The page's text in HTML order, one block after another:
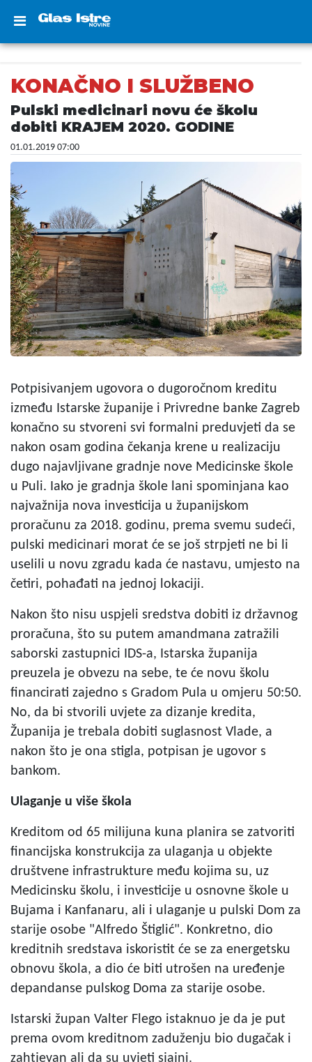
KONAČNO I SLUŽBENO
Pulski medicinari novu će školu
dobiti KRAJEM 2020. GODINE
01.01.2019 07:00
Potpisivanjem ugovora o dugoročnom kreditu
između Istarske županije i Privredne banke Zagreb
konačno su stvoreni svi formalni preduvjeti da se
nakon osam godina čekanja krene u realizaciju
dugo najavljivane gradnje nove Medicinske škole
u Puli. Iako je gradnja škole lani spominjana kao
najvažnija nova investicija u županijskom
proračunu za 2018. godinu, prema svemu sudeći,
pulski medicinari morat će se još strpjeti ne bi li
uselili u novu zgradu kada će nastavu, umjesto na
četiri, pohađati na jednoj lokaciji.
Nakon što nisu uspjeli sredstva dobiti iz državnog
proračuna, što su putem amandmana zatražili
saborski zastupnici IDS-a, Istarska županija
preuzela je obvezu na sebe, te će novu školu
financirati zajedno s Gradom Pula u omjeru 50:50.
No, da bi stvorili uvjete za dizanje kredita,
Županija je trebala dobiti suglasnost Vlade, a
nakon što je ona stigla, potpisan je ugovor s
bankom.
Ulaganje u više škola
Kreditom od 65 milijuna kuna planira se zatvoriti
financijska konstrukcija za ulaganja u objekte
društvene infrastrukture među kojima su, uz
Medicinsku školu, i investicije u osnovne škole u
Bujama i Kanfanaru, ali i ulaganje u pulski Dom za
starije osobe "Alfredo Štiglić". Konkretno, dio
kreditnih sredstava iskoristit će se za energetsku
obnovu škola, a dio će biti utrošen na uređenje
depandanse pulskog Doma za starije osobe.
Istarski župan Valter Flego istaknuo je da je put
prema ovom kreditnom zaduženju bio dugačak i
zahtjevan ali da su uvjeti sjajni.